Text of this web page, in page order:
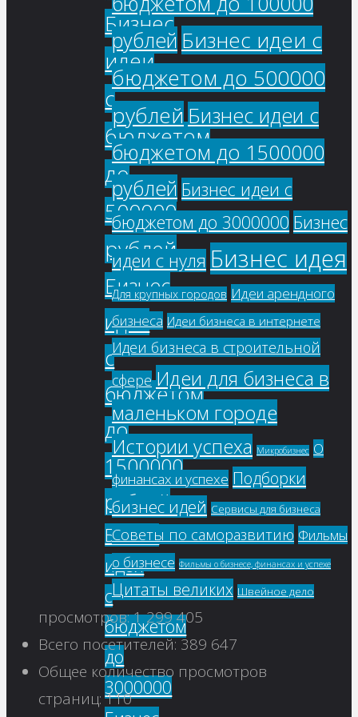
Бизнес
идеи
с
бюджетом
до
500000
рублей
Бизнес
идеи
с
бюджетом
до
1500000
рублей
Бизнес
идеи
с
бюджетом
до
3000000
рублей Бизнес идеи с
бюджетом до 500000
рублей Бизнес идеи с
бюджетом до 1500000
рублей Бизнес идеи с
бюджетом до 3000000 Бизнес
идеи с нуля Бизнес идея
Для крупных городов Идеи арендного
бизнеса Идеи бизнеса в интернете
Идеи бизнеса в строительной
сфере Идеи для бизнеса в
маленьком городе
Истории успеха Микробизнес О
финансах и успехе Подборки
бизнес идей Сервисы для бизнеса
Советы по саморазвитию Фильмы
о бизнесе Фильмы о бизнесе, финансах и успехе
Цитаты великих Швейное дело
просмотров:1 299 405
Всего посетителей:389 647
Общее количество просмотров
страниц:110